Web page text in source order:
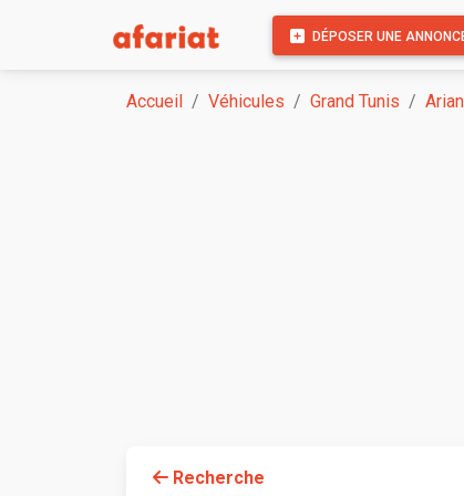
DÉPOSER UNE
Accueil Véhicules Grand Tunis
Recherche